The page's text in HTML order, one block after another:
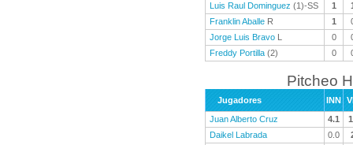
Luis Raul Dominguez (1)-SS 1
Franklin Aballe R 1
Jorge Luis Bravo L 0
Freddy Portilla (2) 0
Pitcheo
Jugadores INN
Juan Alberto Cruz
4.1
Daikel Labrada
0.0